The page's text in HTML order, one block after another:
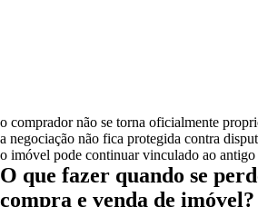
o comprador não se torna oficialmente
a negociação não fica protegida contra
o imóvel pode continuar vinculado ao
O que fazer quando se
compra e venda de imóvel?